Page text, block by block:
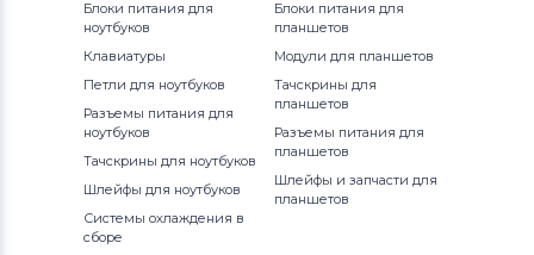
Блоки питания для
ноутбуков
Клавиатуры
Петли для ноутбуков
Разъемы питания для
ноутбуков
Тачскрины для ноутбуков
Шлейфы для ноутбуков
Системы охлаждения в
сборе
Блоки питания для
планшетов
Модули для планшетов
Тачскрины для
планшетов
Разъемы питания для
планшетов
Шлейфы и запчасти для
планшетов